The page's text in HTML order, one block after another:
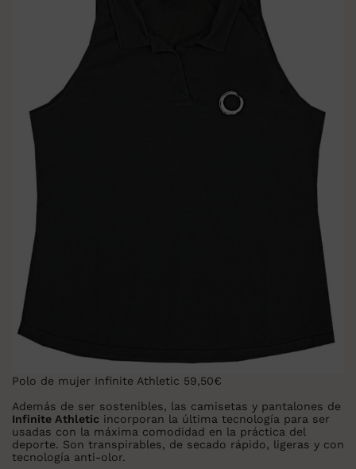
Polo de mujer Infinite Athletic 59,50€
Además de ser sostenibles, las camisetas y pantalones de
Infinite Athletic incorporan la última tecnología para ser
usadas con la máxima comodidad en la práctica del
deporte. Son transpirables, de secado rápido, ligeras y con
tecnología anti-olor.